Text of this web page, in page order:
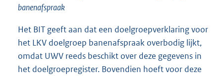
banenafspraak
Het BIT geeft aan dat een doelgroepverklaring voor
het LKV doelgroep banenafspraak overbodig lijkt,
omdat UWV reeds beschikt over deze gegevens in
het doelgroepregister. Bovendien hoeft voor deze